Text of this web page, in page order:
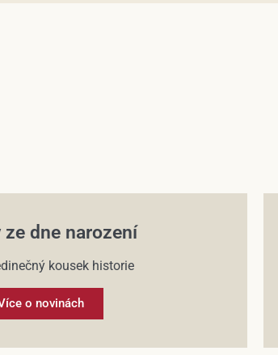
ze dne narození
kousek historie
o novinách